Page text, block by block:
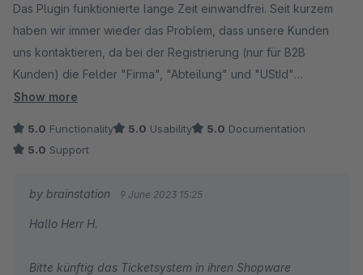
Das Plugin funktionierte lange Zeit einwandfrei. Seit kurzem
haben wir immer wieder das Problem, dass unsere Kunden
uns kontaktieren, da bei der Registrierung (nur für B2B
Kunden) die Felder "Firma", "Abteilung" und "UStId"
ausgegraut werden und nicht beschrieben werden können.
seitdem noch auf Rückmeldung. Wenn uns hier schnell
**Update:
und Kontakt zu uns aufgenommen. Gemeinsam arbeiten wir
Show more
5.0 Functionality 5.0 Usability 5.0 Documentation
5.0 Support
by brainstation 9 June 2023 15:25
Hallo Herr H.
Bitte künftig das Ticketsystem in ihren Shopware